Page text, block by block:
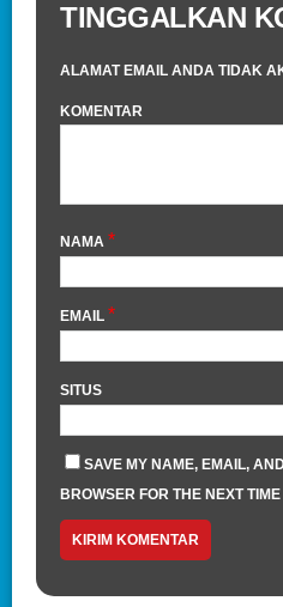
TINGGALKAN
ALAMAT EMAIL ANDA TIDAK
KOMENTAR
NAMA *
EMAIL *
SITUS
SAVE MY NAME, EMAIL,
BROWSER FOR THE NEXT